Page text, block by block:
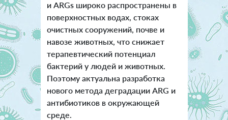
и ARGs широко распространены в
поверхностных водах, стоках
очистных сооружений, почве и
навозе животных, что снижает
терапевтический потенциал
бактерий у людей и животных.
Поэтому актуальна разработка
нового метода деградации ARG и
антибиотиков в окружающей
среде.